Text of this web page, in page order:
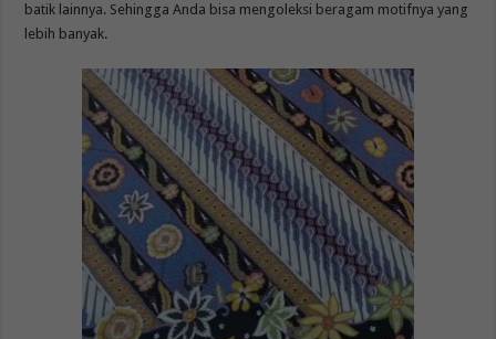
batik lainnya. Sehingga Anda bisa mengoleksi beragam motifnya yang
lebih banyak.